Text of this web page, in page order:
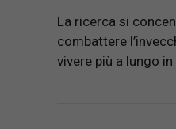
La ricerca si
combattere
vivere più a lungo